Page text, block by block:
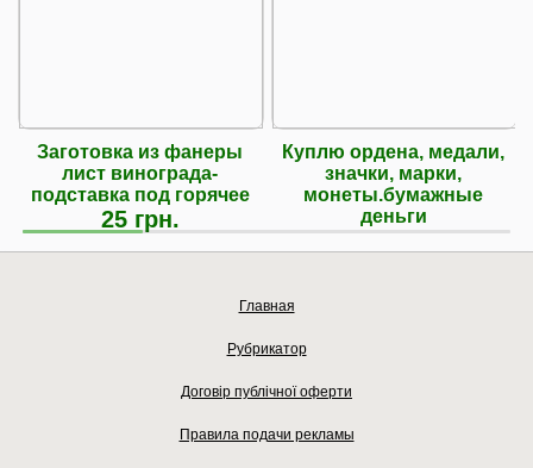
Заготовка из фанеры
лист винограда-
подставка под горячее
25 грн.
Куплю ордена, медали,
значки, марки,
монеты.бумажные
деньги
Главная
Рубрикатор
Договір публічної оферти
Правила подачи рекламы